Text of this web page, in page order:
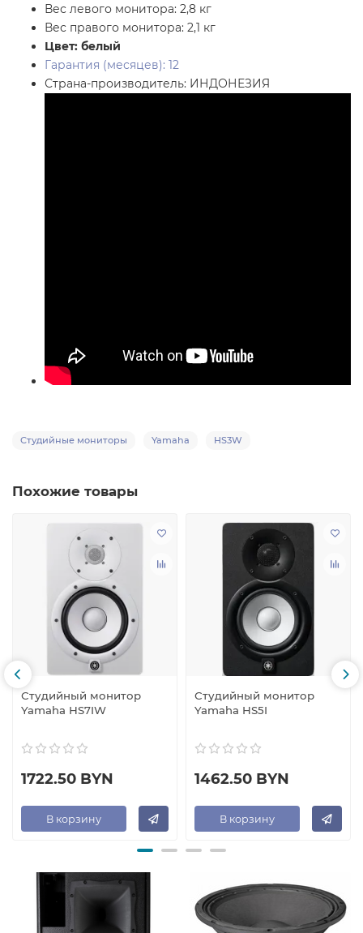
Вес левого монитора: 2,8 кг
Вес правого монитора: 2,1 кг
Цвет: белый
Гарантия (месяцев): 12
Страна-производитель: ИНДОНЕЗИЯ
Студийные мониторы Yamaha HS3W
Похожие товары
Студийный монитор
Yamaha HS7IW
1722.50 BYN
В корзину
Студийный монитор
Yamaha HS5I
1462.50 BYN
В корзину